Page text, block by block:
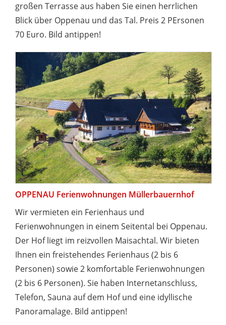
großen Terrasse aus haben Sie einen herrlichen
Blick über Oppenau und das Tal. Preis 2 PErsonen
70 Euro. Bild antippen!
OPPENAU Ferienwohnungen Müllerbauernhof
Wir vermieten ein Ferienhaus und
Ferienwohnungen in einem Seitental bei Oppenau.
Der Hof liegt im reizvollen Maisachtal. Wir bieten
Ihnen ein freistehendes Ferienhaus (2 bis 6
Personen) sowie 2 komfortable Ferienwohnungen
(2 bis 6 Personen). Sie haben Internetanschluss,
Telefon, Sauna auf dem Hof und eine idyllische
Panoramalage. Bild antippen!